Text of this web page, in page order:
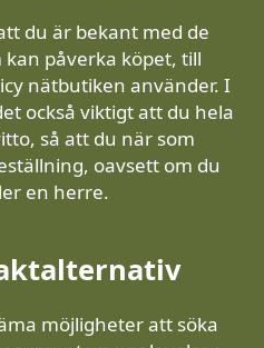
du är bekant med de
påverka köpet, till
nätbutiken använder. I
också viktigt att du hela
så att du när som
oavsett om du
en herre.
möjligheter att söka